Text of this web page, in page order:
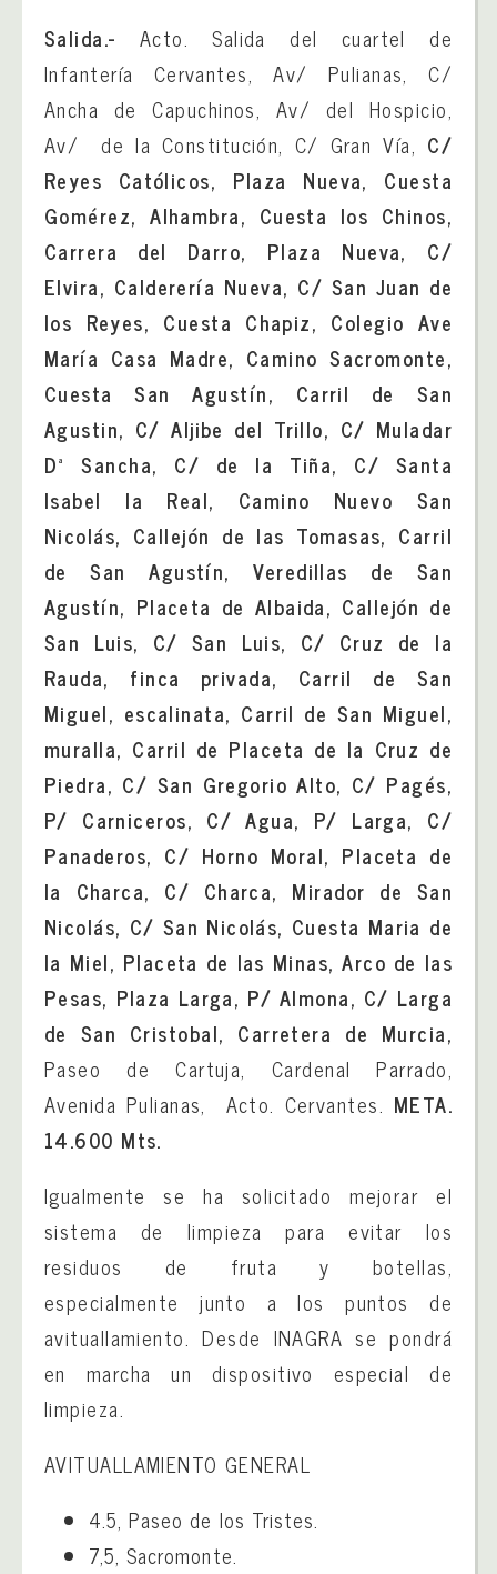
Salida.- Acto. Salida del cuartel de
Infantería Cervantes, Av/ Pulianas, C/
Ancha de Capuchinos, Av/ del Hospicio,
Av/ de la Constitución, C/ Gran Vía, C/
Reyes Católicos, Plaza Nueva, Cuesta
Gomérez, Alhambra, Cuesta los Chinos,
Carrera del Darro, Plaza Nueva, C/
Elvira, Calderería Nueva, C/ San Juan de
los Reyes, Cuesta Chapiz, Colegio Ave
María Casa Madre, Camino Sacromonte,
Cuesta San Agustín, Carril de San
Agustin, C/ Aljibe del Trillo, C/ Muladar
Dª Sancha, C/ de la Tiña, C/ Santa
Isabel la Real, Camino Nuevo San
Nicolás, Callejón de las Tomasas, Carril
de San Agustín, Veredillas de San
Agustín, Placeta de Albaida, Callejón de
San Luis, C/ San Luis, C/ Cruz de la
Rauda, finca privada, Carril de San
Miguel, escalinata, Carril de San Miguel,
muralla, Carril de Placeta de la Cruz de
Piedra, C/ San Gregorio Alto, C/ Pagés,
P/ Carniceros, C/ Agua, P/ Larga, C/
Panaderos, C/ Horno Moral, Placeta de
la Charca, C/ Charca, Mirador de San
Nicolás, C/ San Nicolás, Cuesta Maria de
la Miel, Placeta de las Minas, Arco de las
Pesas, Plaza Larga, P/ Almona, C/ Larga
de San Cristobal, Carretera de Murcia,
Paseo de Cartuja, Cardenal Parrado,
Avenida Pulianas, Acto. Cervantes. META.
14.600 Mts.
Igualmente se ha solicitado mejorar el
sistema de limpieza para evitar los
residuos de fruta y botellas,
especialmente junto a los puntos de
avituallamiento. Desde INAGRA se pondrá
en marcha un dispositivo especial de
limpieza.
AVITUALLAMIENTO GENERAL
4.5, Paseo de los Tristes.
7,5, Sacromonte.